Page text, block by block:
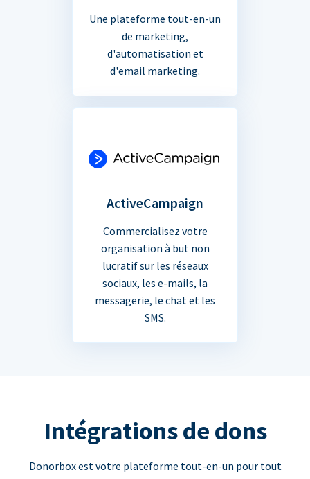
Une plateforme tout-en-un
de marketing,
d'automatisation et
d'email marketing.
ActiveCampaign
Commercialisez votre
organisation à but non
lucratif sur les réseaux
sociaux, les e-mails, la
messagerie, le chat et les
SMS.
Intégrations de dons
Donorbox est votre plateforme tout-en-un pour tout